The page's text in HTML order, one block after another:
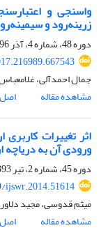
زرینه‌رود و
دوره 48، شماره 4، آذر 1396، صفحه
جمال احمدآلی،
مشاهده مقاله
اثر تغییرات
ورودی آن به دریاچه
دوره 45، شماره 2، تیر 1393، صفحه
ijswr.2014.51614
میثم قدوسی، مجید
مشاهده مقاله